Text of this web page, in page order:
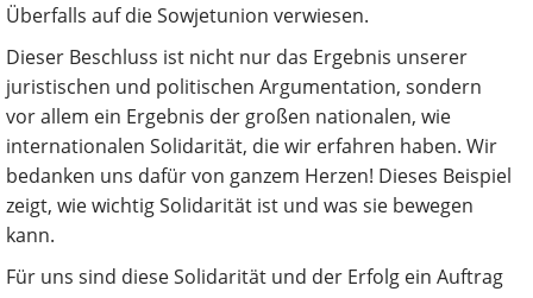
Überfalls auf die Sowjetunion verwiesen.
Dieser Beschluss ist nicht nur das Ergebnis unserer
juristischen und politischen Argumentation, sondern
vor allem ein Ergebnis der großen nationalen, wie
internationalen Solidarität, die wir erfahren haben. Wir
bedanken uns dafür von ganzem Herzen! Dieses Beispiel
zeigt, wie wichtig Solidarität ist und was sie bewegen
kann.
Für uns sind diese Solidarität und der Erfolg ein Auftrag